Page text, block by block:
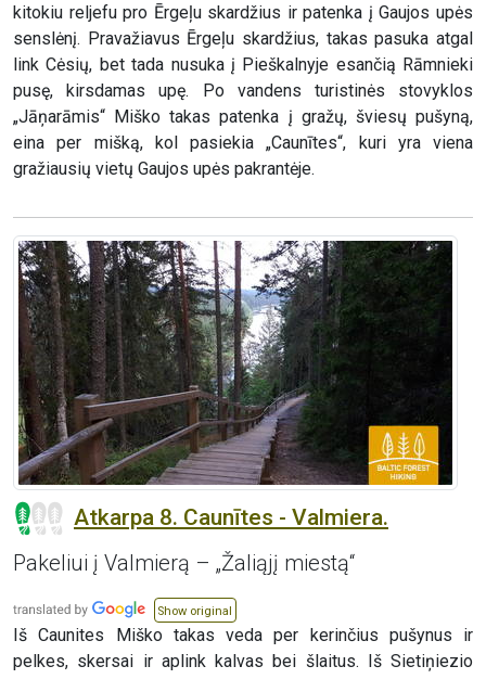
kitokiu reljefu pro Ērgeļu skardžius ir patenka į Gaujos upės
senslėnį. Pravažiavus Ērgeļu skardžius, takas pasuka atgal
link Cėsių, bet tada nusuka į Pieškalnyje esančią Rāmnieki
pusę, kirsdamas upę. Po vandens turistinės stovyklos
„Jāņarāmis“ Miško takas patenka į gražų, šviesų pušyną,
eina per mišką, kol pasiekia „Caunītes“, kuri yra viena
gražiausių vietų Gaujos upės pakrantėje.
Atkarpa 8. Caunītes - Valmiera.
Pakeliui į Valmierą – „Žaliąjį miestą“
Show original
Iš Caunites Miško takas veda per kerinčius pušynus ir
pelkes, skersai ir aplink kalvas bei šlaitus. Iš Sietiņiezio